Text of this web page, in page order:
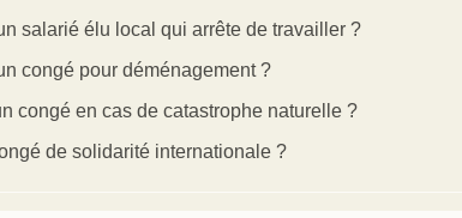
salarié élu local qui arrête de travailler ?
congé pour déménagement ?
congé en cas de catastrophe naturelle ?
de solidarité internationale ?